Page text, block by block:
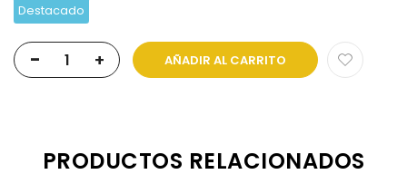
Destacado
- + AÑADIR AL CARRITO
PRODUCTOS RELACIONADOS